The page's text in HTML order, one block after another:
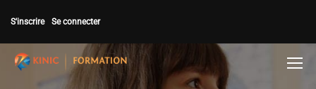
S'inscrire Se connecter